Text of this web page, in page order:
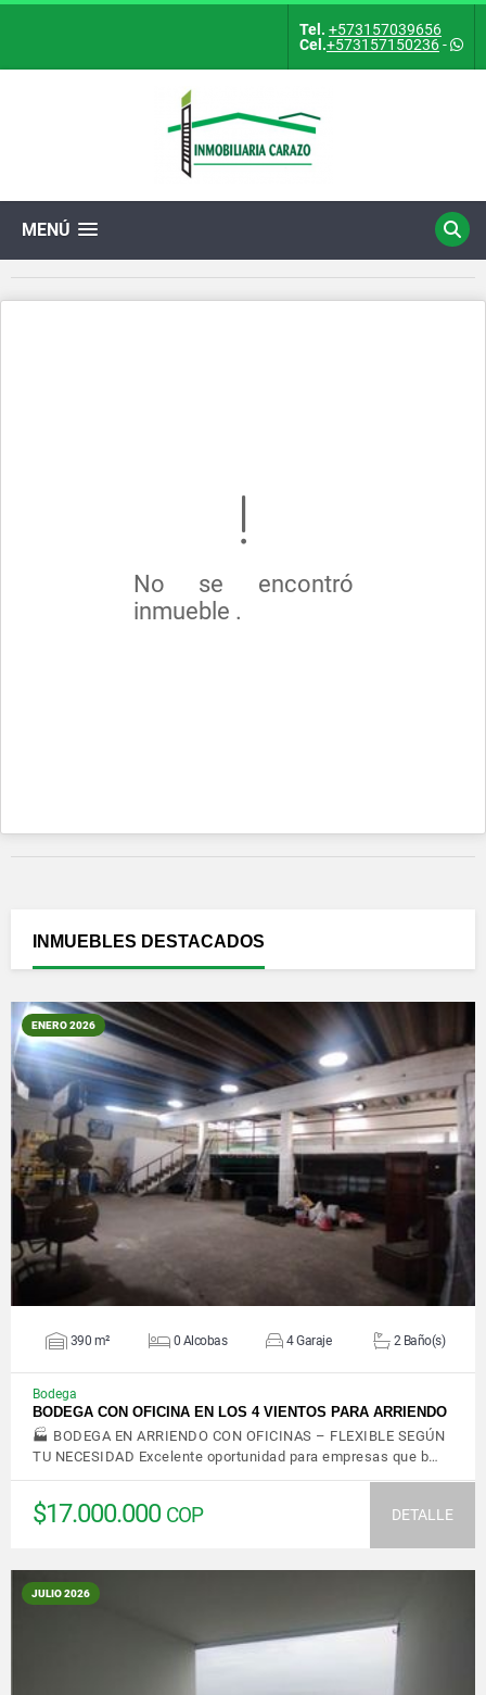
Tel. +573157039656
Cel.+573157150236-
MENÚ
No se encontró
inmueble .
INMUEBLES DESTACADOS
ENERO 2026
VER DETALLES
390 m² 0 Alcobas 4 Garaje 2 Baño(s)
Bodega
BODEGA CON OFICINA EN LOS 4 VIENTOS PARA ARRIENDO
🏭 BODEGA EN ARRIENDO CON OFICINAS – FLEXIBLE SEGÚN
TU NECESIDAD Excelente oportunidad para empresas que b…
$17.000.000 COP DETALLE
JULIO 2026